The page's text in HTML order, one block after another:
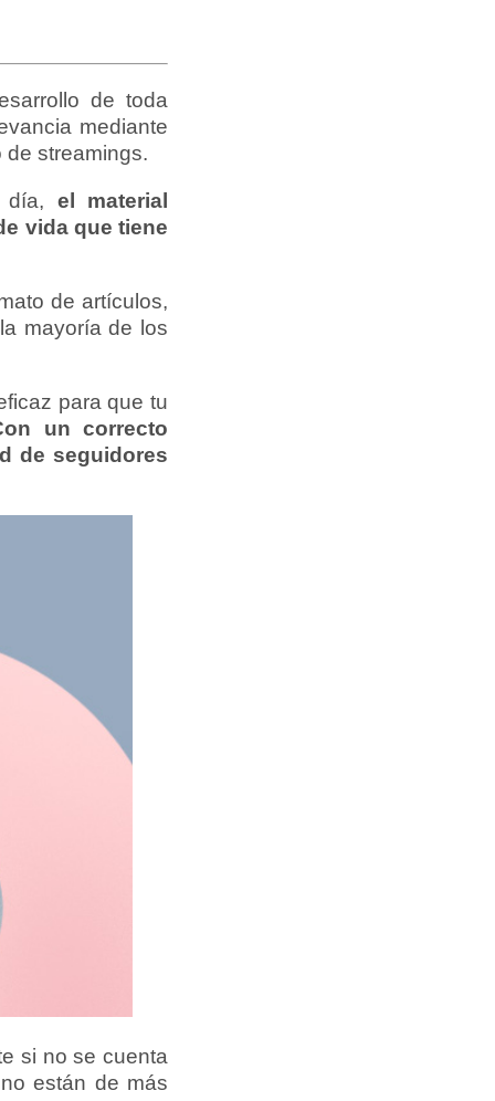
de toda
mediante
de streamings.
día, el material
vida que tiene
de artículos,
mayoría de los
para que tu
un correcto
de seguidores
si no se cuenta
están de más